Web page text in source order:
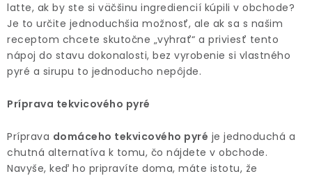
latte, ak by ste si väčšinu ingrediencií kúpili v obchode?
Je to určite jednoduchšia možnosť, ale ak sa s našim
receptom chcete skutočne „vyhrať“ a priviesť tento
nápoj do stavu dokonalosti, bez vyrobenie si vlastného
pyré a sirupu to jednoducho nepôjde.
Príprava tekvicového pyré
Príprava domáceho tekvicového pyré je jednoduchá a
chutná alternatíva k tomu, čo nájdete v obchode.
Navyše, keď ho pripravíte doma, máte istotu, že